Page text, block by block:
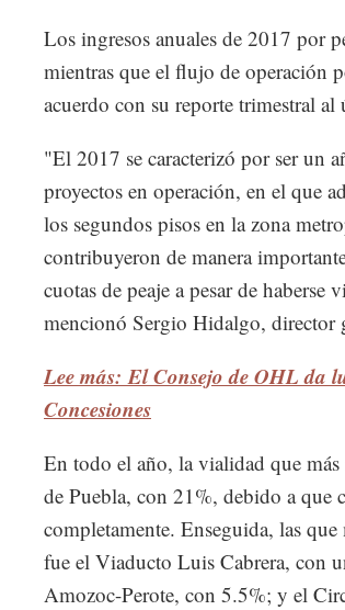
Los ingresos anuales de 2017 por
mientras que el flujo de operación
acuerdo con su reporte trimestral
"El 2017 se caracterizó por ser un
proyectos en operación, en el que
los segundos pisos en la zona
contribuyeron de manera
cuotas de peaje a pesar de
mencionó Sergio Hidalgo, director
Lee más: El Consejo de OHL da
Concesiones
En todo el año, la vialidad que
de Puebla, con 21%, debido a que
completamente. Enseguida, las
fue el Viaducto Luis Cabrera, con
Amozoc-Perote, con 5.5%; y el